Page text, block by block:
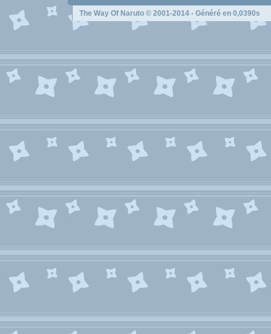
The Way Of Naruto © 2001-2014 - Généré en 0,0390s